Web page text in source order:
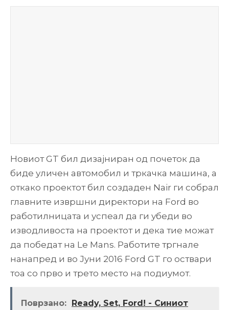
Новиот GT бил дизајниран од почеток да
биде уличен автомобил и тркачка машина, а
откако проектот бил создаден Nair ги собрал
главните извршни директори на Ford во
работилницата и успеал да ги убеди во
изводливоста на проектот и дека тие можат
да победат на Le Mans. Работите тргнале
нанапред и во Јуни 2016 Ford GT го оствари
тоа со прво и трето место на подиумот.
Поврзано: Ready, Set, Ford! - Синиот